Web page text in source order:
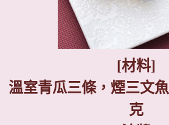
[材料]
溫室青瓜三條，煙三文魚
克